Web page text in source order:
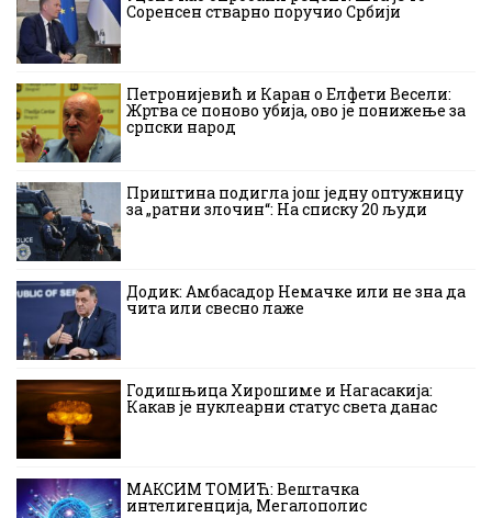
Соренсен стварно поручио Србији
Петронијевић и Каран о Елфети Весели:
Жртва се поново убија, ово је понижење за
српски народ
Приштина подигла још једну оптужницу
за „ратни злочин“: На списку 20 људи
Додик: Амбасадор Немачке или не зна да
чита или свесно лаже
Годишњица Хирошиме и Нагасакија:
Какав је нуклеарни статус света данас
МАКСИМ ТОМИЋ: Вештачка
интелигенција, Мегалополис